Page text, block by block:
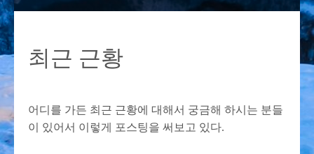
뉴
최근 근황
어디를 가든 최근 근황에 대해서 궁금해 하시는 분들
이 있어서 이렇게 포스팅을 써보고 있다.